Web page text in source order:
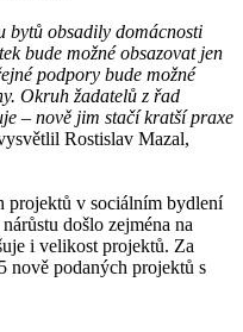
bytů obsadily domácnosti
bude možné obsazovat jen
podpory bude možné
Okruh žadatelů z řad
– nově jim stačí kratší praxe
Rostislav Mazal,
projektů v sociálním bydlení
došlo zejména na
i velikost projektů. Za
nově podaných projektů s